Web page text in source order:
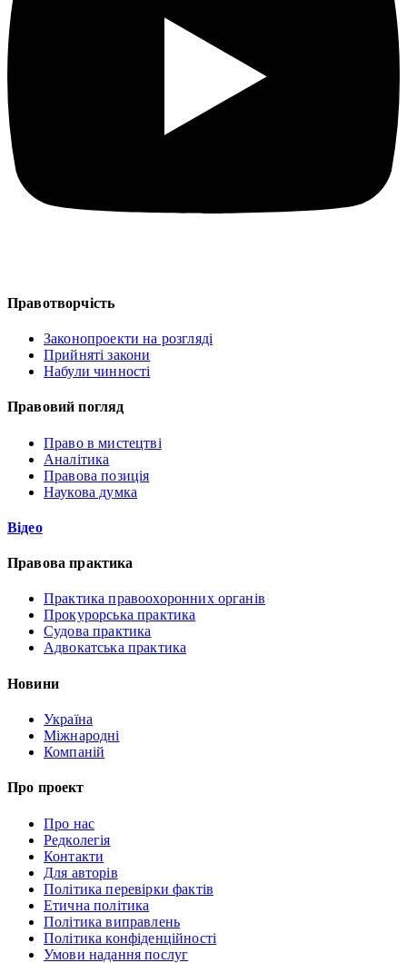
Правотворчість
Законопроекти на розгляді
Прийняті закони
Набули чинності
Правовий погляд
Право в мистецтві
Аналітика
Правова позиція
Наукова думка
Відео
Правова практика
Практика правоохоронних органів
Прокурорська практика
Судова практика
Адвокатська практика
Новини
Україна
Міжнародні
Компаній
Про проект
Про нас
Редколегія
Контакти
Для авторів
Політика перевірки фактів
Етична політика
Політика виправлень
Політика конфіденційності
Умови надання послуг